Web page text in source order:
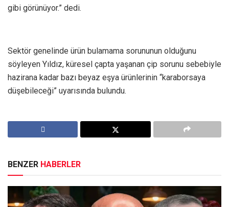
gibi görünüyor.” dedi.
Sektör genelinde ürün bulamama sorununun olduğunu
söyleyen Yıldız, küresel çapta yaşanan çip sorunu sebebiyle
hazirana kadar bazı beyaz eşya ürünlerinin “karaborsaya
düşebileceği” uyarısında bulundu.
BENZER HABERLER